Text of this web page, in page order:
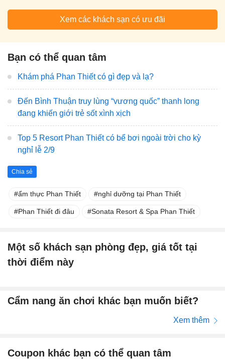
Xem các khách sạn có ưu đãi
Bạn có thể quan tâm
Khám phá Phan Thiết có gì đẹp và lạ?
Đến Bình Thuận truy lùng “vương quốc” thanh long
đang khiến giới trẻ sốt xình xịch
Top 5 Resort Phan Thiết có bể bơi ngoài trời cho kỳ
nghỉ lễ 2/9
Chia sẻ
ẩm thực Phan Thiết nghỉ dưỡng tại Phan Thiết
Phan Thiết đi đâu Sonata Resort & Spa Phan Thiết
Một số khách sạn phòng đẹp, giá tốt tại
thời điểm này
Cẩm nang ăn chơi khác bạn muốn biết?
Xem thêm
Coupon khác bạn có thể quan tâm